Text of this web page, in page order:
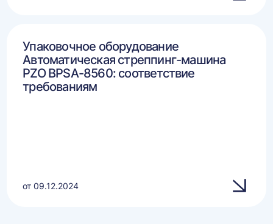
Упаковочное оборудование
Автоматическая стреппинг-машина
PZO BPSA-8560: соответствие
требованиям
от 09.12.2024